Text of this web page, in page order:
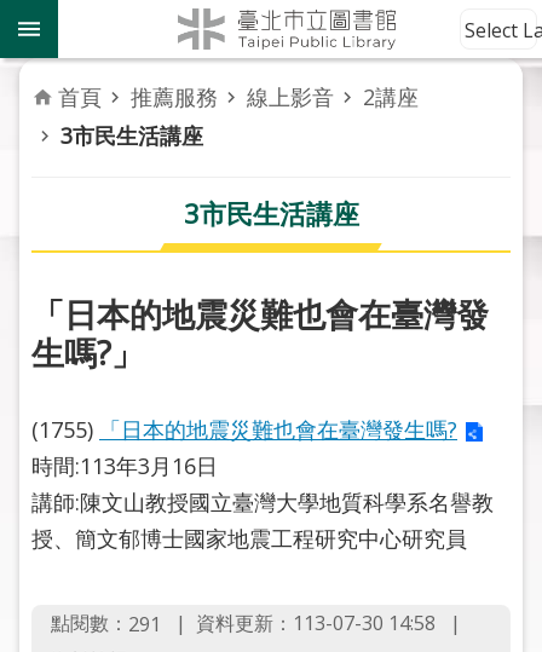
跳到主要內容區塊
到
館
資
訊
務
活
動
關
於
市
圖
線
Select
首頁 推薦服務 線上影音
2講座
3市民生活講座
3市民生活講座
「日本的地震災難也會在臺灣發
生嗎?」
(1755)
「日本的地震災難也會在臺灣發生嗎?
時間:113年3月16日
講師:陳文山教授國立臺灣大學地質科學系名譽教
授、簡文郁博士國家地震工程研究中心研究員
點閱數： 291
資料更新：113-07-30 14:58